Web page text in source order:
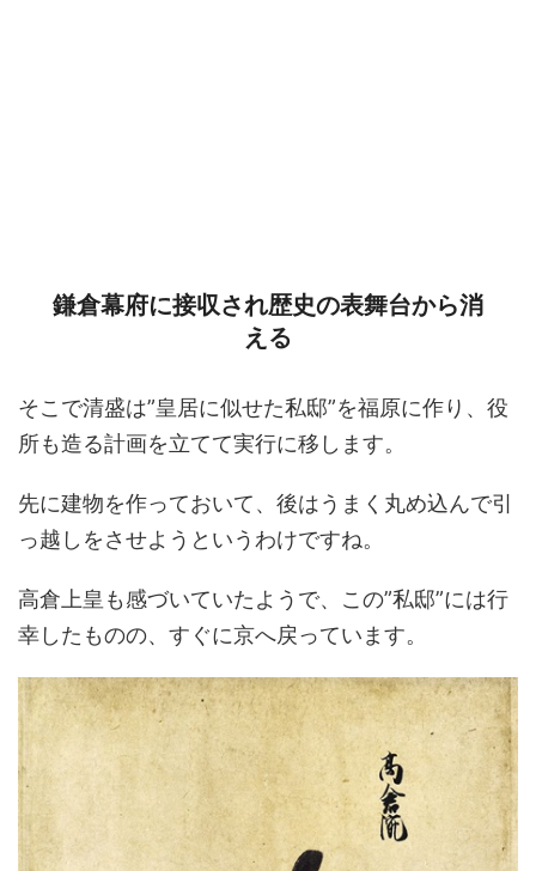
鎌倉幕府に接収され歴史の表舞台から消
える
そこで清盛は”皇居に似せた私邸”を福原に作り、役
所も造る計画を立てて実行に移します。
先に建物を作っておいて、後はうまく丸め込んで引
っ越しをさせようというわけですね。
高倉上皇も感づいていたようで、この”私邸”には行
幸したものの、すぐに京へ戻っています。